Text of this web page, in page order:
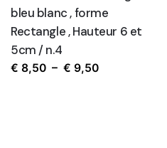
bleu blanc , forme
Rectangle , Hauteur 6 et
5cm / n.4
€ 8,50 – € 9,50Plage